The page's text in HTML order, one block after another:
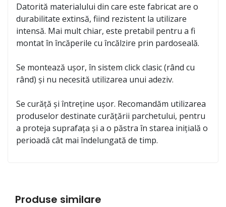
Datorită materialului din care este fabricat are o
durabilitate extinsă, fiind rezistent la utilizare
intensă. Mai mult chiar, este pretabil pentru a fi
montat în încăperile cu încălzire prin pardoseală.
Se montează ușor, în sistem click clasic (rând cu
rând) și nu necesită utilizarea unui adeziv.
Se curăță și întreține ușor. Recomandăm utilizarea
produselor destinate curățării parchetului, pentru
a proteja suprafața și a o păstra în starea inițială o
perioadă cât mai îndelungată de timp.
Produse similare